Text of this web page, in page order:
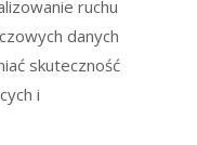
ruchu
danych
skuteczność
i